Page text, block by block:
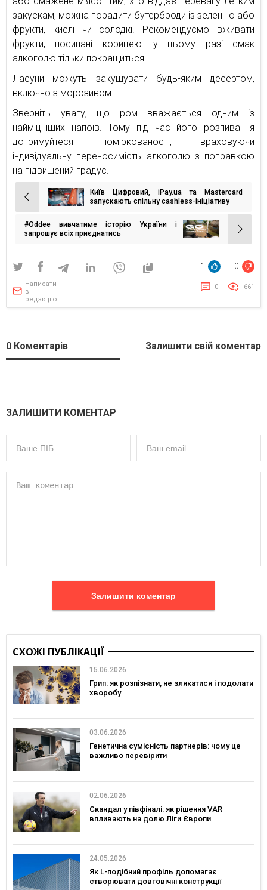
закускам, можна порадити бутерброди із зеленню або
фрукти, кислі чи солодкі. Рекомендуємо вживати
фрукти, посипані корицею: у цьому разі смак
алкоголю тільки покращиться.
Ласуни можуть закушувати будь-яким десертом,
включно з морозивом.
Зверніть увагу, що ром вважається одним із
найміцніших напоїв. Тому під час його розпивання
дотримуйтеся поміркованості, враховуючи
індивідуальну переносимість алкоголю з поправкою
на підвищений градус.
Навігація
записів
Київ Цифровий, iPay.ua та Mastercard
запускають спільну cashless-ініціативу
#Oddee вивчатиме історію України і
запрошує всіх приєднатись
1 0
Написати
в
редакцію
0 661
0 Коментарів Залишити свій коментар
ЗАЛИШИТИ КОМЕНТАР
Залишити коментар
СХОЖІ ПУБЛІКАЦІЇ
15.06.2026
Грип: як розпізнати, не злякатися і подолати
хворобу
03.06.2026
Генетична сумісність партнерів: чому це
важливо перевірити
02.06.2026
Скандал у півфіналі: як рішення VAR
впливають на долю Ліги Європи
24.05.2026
Як L-подібний профіль допомагає
створювати довговічні конструкції